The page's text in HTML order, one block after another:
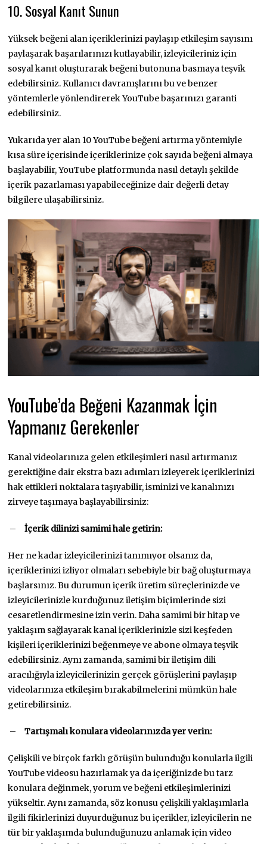
10. Sosyal Kanıt Sunun
Yüksek beğeni alan içeriklerinizi paylaşıp etkileşim sayısını
paylaşarak başarılarınızı kutlayabilir, izleyicileriniz için
sosyal kanıt oluşturarak beğeni butonuna basmaya teşvik
edebilirsiniz. Kullanıcı davranışlarını bu ve benzer
yöntemlerle yönlendirerek YouTube başarınızı garanti
edebilirsiniz.
Yukarıda yer alan 10 YouTube beğeni artırma yöntemiyle
kısa süre içerisinde içeriklerinize çok sayıda beğeni almaya
başlayabilir, YouTube platformunda nasıl detaylı şekilde
içerik pazarlaması yapabileceğinize dair değerli detay
bilgilere ulaşabilirsiniz.
YouTube’da Beğeni Kazanmak İçin
Yapmanız Gerekenler
Kanal videolarınıza gelen etkileşimleri nasıl artırmanız
gerektiğine dair ekstra bazı adımları izleyerek içeriklerinizi
hak ettikleri noktalara taşıyabilir, isminizi ve kanalınızı
zirveye taşımaya başlayabilirsiniz:
– İçerik dilinizi samimi hale getirin:
Her ne kadar izleyicilerinizi tanımıyor olsanız da,
içeriklerinizi izliyor olmaları sebebiyle bir bağ oluşturmaya
başlarsınız. Bu durumun içerik üretim süreçlerinizde ve
izleyicilerinizle kurduğunuz iletişim biçimlerinde sizi
cesaretlendirmesine izin verin. Daha samimi bir hitap ve
yaklaşım sağlayarak kanal içeriklerinizle sizi keşfeden
kişileri içeriklerinizi beğenmeye ve abone olmaya teşvik
edebilirsiniz. Aynı zamanda, samimi bir iletişim dili
aracılığıyla izleyicilerinizin gerçek görüşlerini paylaşıp
videolarınıza etkileşim bırakabilmelerini mümkün hale
getirebilirsiniz.
– Tartışmalı konulara videolarınızda yer verin:
Çelişkili ve birçok farklı görüşün bulunduğu konularla ilgili
YouTube videosu hazırlamak ya da içeriğinizde bu tarz
konulara değinmek, yorum ve beğeni etkileşimlerinizi
yükseltir. Aynı zamanda, söz konusu çelişkili yaklaşımlarla
ilgili fikirlerinizi duyurduğunuz bu içerikler, izleyicilerin ne
tür bir yaklaşımda bulunduğunuzu anlamak için video